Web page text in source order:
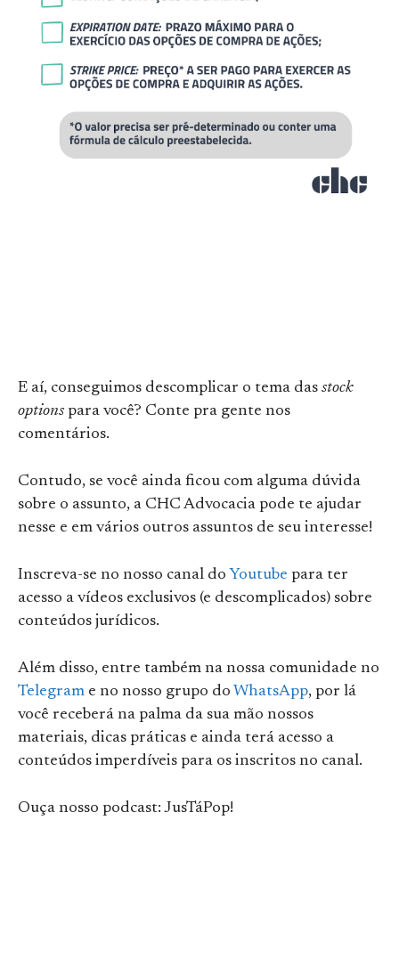
E aí, conseguimos descomplicar o tema das stock
options para você? Conte pra gente nos
comentários.
Contudo, se você ainda ficou com alguma dúvida
sobre o assunto, a CHC Advocacia pode te ajudar
nesse e em vários outros assuntos de seu interesse!
Inscreva-se no nosso canal do Youtube para ter
acesso a vídeos exclusivos (e descomplicados) sobre
conteúdos jurídicos.
Além disso, entre também na nossa comunidade no
Telegram e no nosso grupo do WhatsApp, por lá
você receberá na palma da sua mão nossos
materiais, dicas práticas e ainda terá acesso a
conteúdos imperdíveis para os inscritos no canal.
Ouça nosso podcast: JusTáPop!